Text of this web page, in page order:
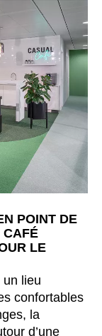
POINT DE
CAFÉ
LE
lieu
confortables
la
d’une